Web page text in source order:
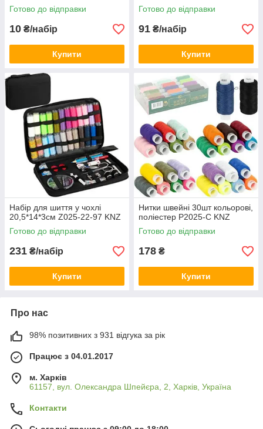
Готово до відправки
10 ₴/набір
Купити
Готово до відправки
91 ₴/набір
Купити
Набір для шиття у чохлі
20,5*14*3см Z025-22-97 KNZ
Готово до відправки
231 ₴/набір
Купити
Нитки швейні 30шт кольорові,
поліестер P2025-C KNZ
Готово до відправки
178 ₴
Купити
Про нас
98% позитивних з 931 відгука за рік
Працює з 04.01.2017
м. Харків
61157, вул. Олександра Шпейєра, 2, Харків, Україна
Контакти